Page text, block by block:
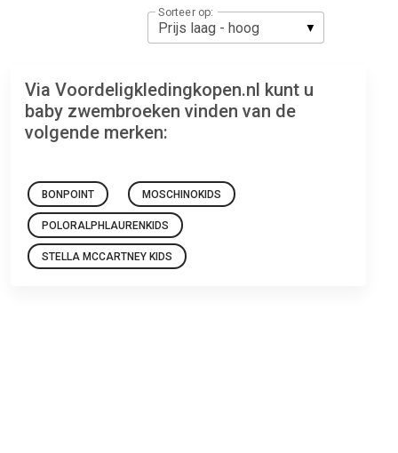
Sorteer op:
Via Voordeligkledingkopen.nl kunt u
baby zwembroeken vinden van de
volgende merken:
BONPOINT MOSCHINOKIDS
POLORALPHLAURENKIDS
STELLA MCCARTNEY KIDS